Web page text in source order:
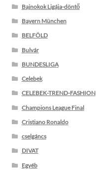
Bajnokok Ligája-döntő
Bayern München
BELFÖLD
Bulvár
BUNDESLIGA
Celebek
CELEBEK-TREND-FASHION
Champions League Final
Cristiano Ronaldo
cselgáncs
DIVAT
Egyéb